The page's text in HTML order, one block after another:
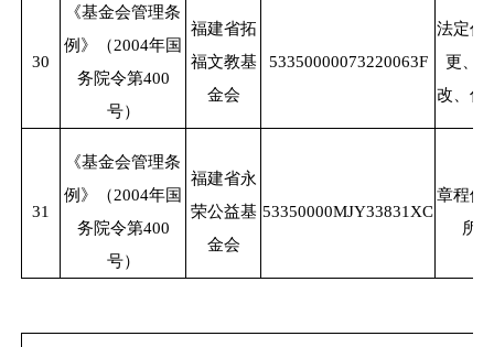
30
《基金会管理条
例》（2004年国
务院令第400
号）
福建省拓
福文教基
金会
53350000073220063F
法定代
更、
改、住
31
《基金会管理条
例》（2004年国
务院令第400
号）
福建省永
荣公益基
金会
53350000MJY33831XC
章程修
所